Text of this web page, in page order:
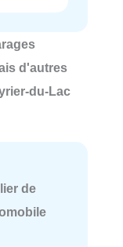
d'autres
du-Lac
de